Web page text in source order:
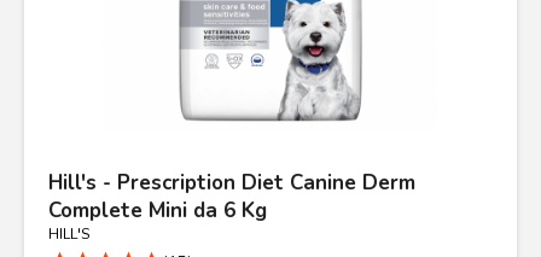
Hill's - Prescription Diet Canine Derm
Complete Mini da 6 Kg
HILL'S